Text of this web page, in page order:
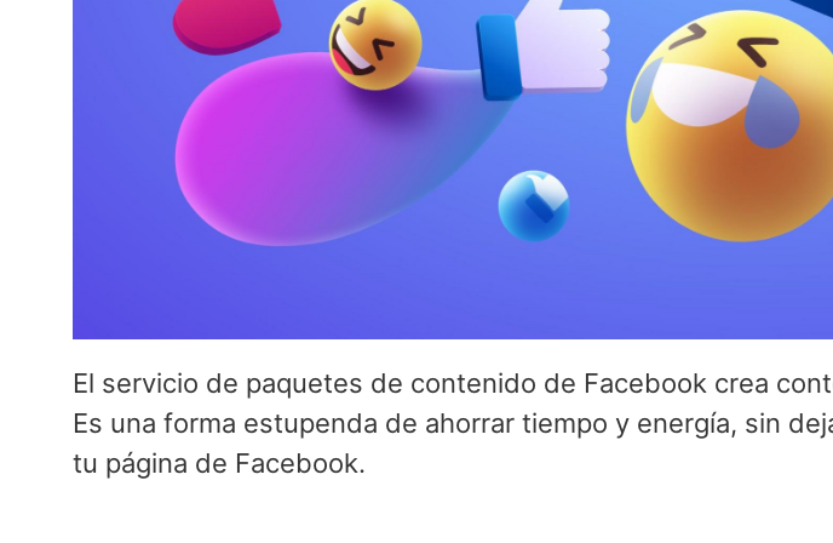
El servicio de paquetes de contenido de Facebook crea
Es una forma estupenda de ahorrar tiempo y energía, sin
tu página de Facebook.